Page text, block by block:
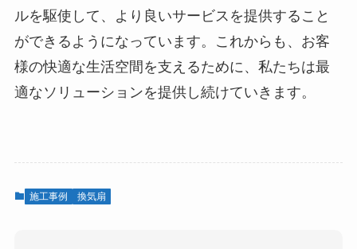
ルを駆使して、より良いサービスを提供すること
ができるようになっています。これからも、お客
様の快適な生活空間を支えるために、私たちは最
適なソリューションを提供し続けていきます。
施工事例 換気扇